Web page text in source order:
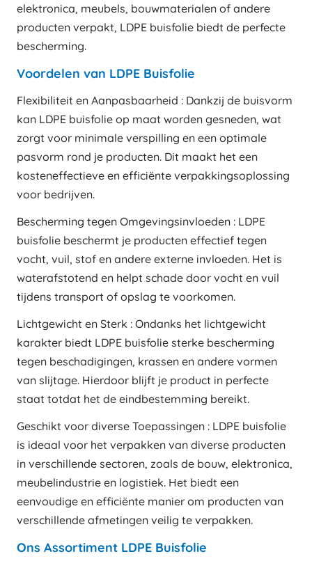
elektronica, meubels, bouwmaterialen of andere
producten verpakt, LDPE buisfolie biedt de perfecte
bescherming.
Voordelen van LDPE Buisfolie
Flexibiliteit en Aanpasbaarheid : Dankzij de buisvorm
kan LDPE buisfolie op maat worden gesneden, wat
zorgt voor minimale verspilling en een optimale
pasvorm rond je producten. Dit maakt het een
kosteneffectieve en efficiënte verpakkingsoplossing
voor bedrijven.
Bescherming tegen Omgevingsinvloeden : LDPE
buisfolie beschermt je producten effectief tegen
vocht, vuil, stof en andere externe invloeden. Het is
waterafstotend en helpt schade door vocht en vuil
tijdens transport of opslag te voorkomen.
Lichtgewicht en Sterk : Ondanks het lichtgewicht
karakter biedt LDPE buisfolie sterke bescherming
tegen beschadigingen, krassen en andere vormen
van slijtage. Hierdoor blijft je product in perfecte
staat totdat het de eindbestemming bereikt.
Geschikt voor diverse Toepassingen : LDPE buisfolie
is ideaal voor het verpakken van diverse producten
in verschillende sectoren, zoals de bouw, elektronica,
meubelindustrie en logistiek. Het biedt een
eenvoudige en efficiënte manier om producten van
verschillende afmetingen veilig te verpakken.
Ons Assortiment LDPE Buisfolie